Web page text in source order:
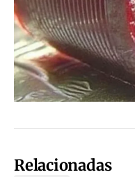
Relacionadas